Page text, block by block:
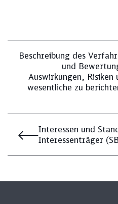
Interessen und
Interessenträger
Beschreibung des
und
Auswirkungen, Risiken
wesentliche zu